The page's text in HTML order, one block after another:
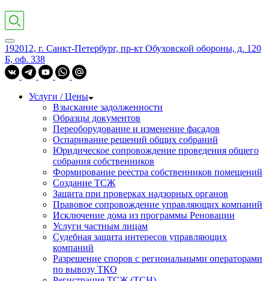
192012, г. Санкт-Петербург, пр-кт Обуховской обороны, д. 120
Б, оф. 338
Услуги / Цены
Взыскание задолженности
Образцы документов
Переоборудование и изменение фасадов
Оспаривание решений общих собраний
Юридическое сопровождение проведения общего
собрания собственников
Формирование реестра собственников помещений
Создание ТСЖ
Защита при проверках надзорных органов
Правовое сопровождение управляющих компаний
Исключение дома из программы Реновации
Услуги частным лицам
Судебная защита интересов управляющих
компаний
Разрешение споров с региональными операторами
по вывозу ТКО